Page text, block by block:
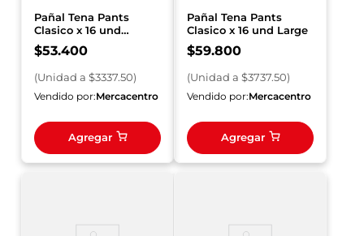
Pañal Tena Pants
Clasico x 16 und
Medium
$53.400
(Unidad a $3337.50)
Vendido por:Mercacentro
Agregar
Pañal Tena Pants
Clasico x 16 und Large
$59.800
(Unidad a $3737.50)
Vendido por:Mercacentro
Agregar